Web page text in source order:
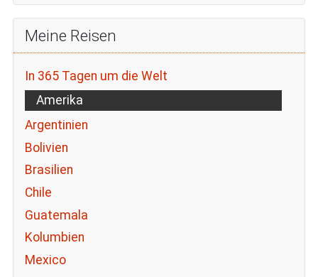
Meine Reisen
In 365 Tagen um die Welt
Amerika
Argentinien
Bolivien
Brasilien
Chile
Guatemala
Kolumbien
Mexico